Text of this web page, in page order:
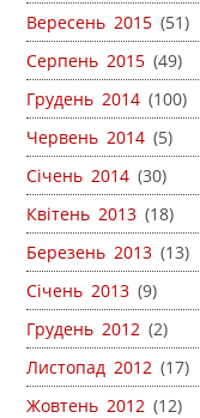
Вересень 2015 (51)
Серпень 2015 (49)
Грудень 2014 (100)
Червень 2014 (5)
Січень 2014 (30)
Квітень 2013 (18)
Березень 2013 (13)
Січень 2013 (9)
Грудень 2012 (2)
Листопад 2012 (17)
Жовтень 2012 (12)